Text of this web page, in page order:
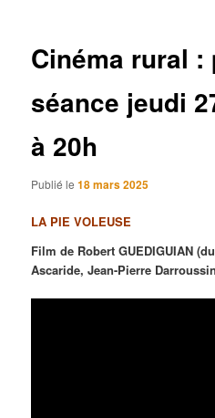
Cinéma rural :
séance jeudi
à 20h
Publié le18 mars 2025
LA PIE VOLEUSE
Film de Robert GUEDIGUIAN
Ascaride, Jean-Pierre